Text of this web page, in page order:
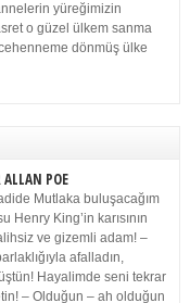
yüreğimizin
o güzel ülkem sanma
dönmüş ülke
POE
Mutlaka buluşacağım
King’in karısının
ve gizemli adam! –
afalladın,
Hayalimde seni tekrar
– Olduğun – ah olduğun